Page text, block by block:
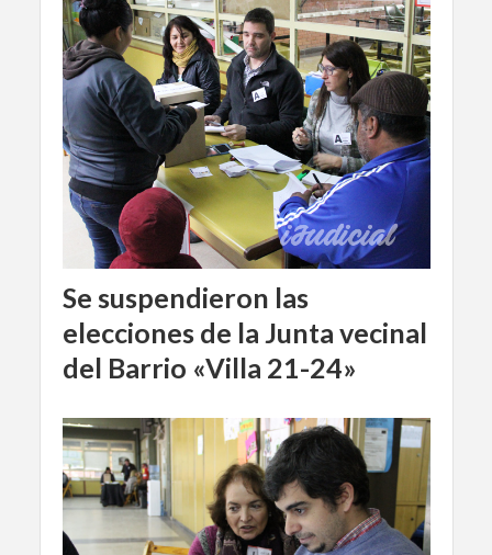
Se suspendieron las
elecciones de la Junta vecinal
del Barrio «Villa 21-24»